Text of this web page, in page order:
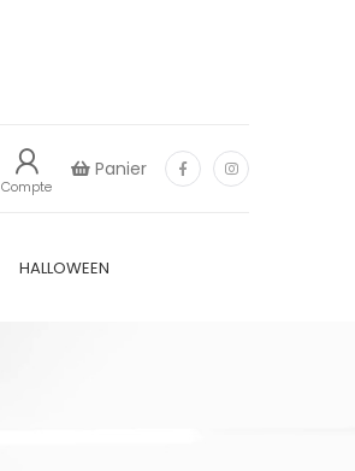
Compte
Panier
HALLOWEEN